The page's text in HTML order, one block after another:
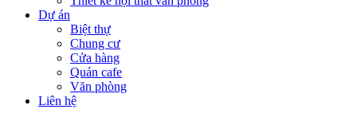
Dự án
Biệt thự
Chung cư
Cửa hàng
Quán cafe
Văn phòng
Liên hệ